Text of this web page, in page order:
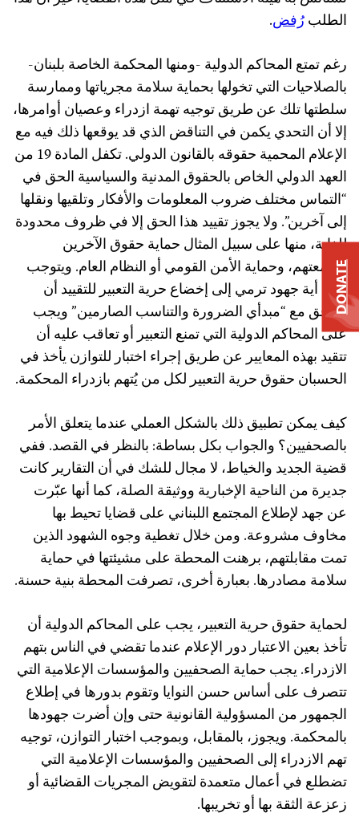
الطلبرُفض.
رغم تمتع المحاكم الدولية -ومنها المحكمة الخاصة بلبنان-
بالصلاحيات التي تخولها بحماية سلامة مجرياتها وممارسة
سلطتها تلك عن طريق توجيه تهمة ازدراء وعصيان أوامرها،
إلا أن التحدي يكمن في التناقض الذي قد يوقعها ذلك فيه مع
الإعلام المحمية حقوقه بالقانون الدولي. تكفل المادة 19 من
العهد الدولي الخاص بالحقوق المدنية والسياسية الحق في
“التماس مختلف ضروب المعلومات والأفكار وتلقيها ونقلها
إلى آخرين”. ولا يجوز تقييد هذا الحق إلا في ظروف محدودة
للغاية، منها على سبيل المثال حماية حقوق الآخرين
وسمعتهم، وحماية الأمن القومي أو النظام العام. ويتوجب
على أية جهود ترمي إلى إخضاع حرية التعبير للتقييد أن
تتوافق مع “مبدأي الضرورة والتناسب الصارمين” ويجب
على المحاكم الدولية التي تمنع التعبير أو تعاقب عليه أن
تتقيد بهذه المعايير عن طريق إجراء اختبار للتوازن يأخذ في
الحسبان حقوق حرية التعبير لكل من يُتهم بازدراء المحكمة.
كيف يمكن تطبيق ذلك بالشكل العملي عندما يتعلق الأمر
بالصحفيين؟ والجواب بكل بساطة: بالنظر في القصد. ففي
قضية الجديد والخياط، لا مجال للشك في أن التقارير كانت
جديرة من الناحية الإخبارية ووثيقة الصلة، كما أنها عبّرت
عن جهد لإطلاع المجتمع اللبناني على قضايا تحيط بها
مخاوف مشروعة. ومن خلال تغطية وجوه الشهود الذين
تمت مقابلتهم، برهنت المحطة على مشيئتها في حماية
سلامة مصادرها. بعبارة أخرى، تصرفت المحطة بنية حسنة.
لحماية حقوق حرية التعبير، يجب على المحاكم الدولية أن
تأخذ بعين الاعتبار دور الإعلام عندما تقضي في الناس بتهم
الازدراء. يجب حماية الصحفيين والمؤسسات الإعلامية التي
تتصرف على أساس حسن النوايا وتقوم بدورها في إطلاع
الجمهور من المسؤولية القانونية حتى وإن أضرت جهودها
بالمحكمة. ويجوز، بالمقابل، وبموجب اختبار التوازن، توجيه
تهم الازدراء إلى الصحفيين والمؤسسات الإعلامية التي
تضطلع في أعمال متعمدة لتقويض المجريات القضائية أو
زعزعة الثقة بها أو تخريبها.
DONATE